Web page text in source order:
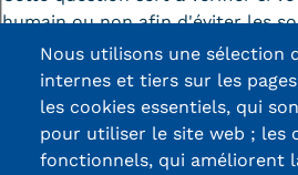
humain ou non afin d'éviter les
(spam) automatisées.
Nous utilisons une sélection
internes et tiers sur les
les cookies essentiels, qui
pour utiliser le site web ; les
fonctionnels, qui améliorent